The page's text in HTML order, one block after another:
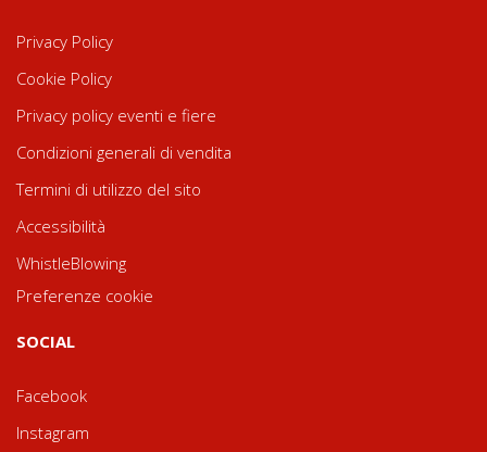
Privacy Policy
Cookie Policy
Privacy policy eventi e fiere
Condizioni generali di vendita
Termini di utilizzo del sito
Accessibilità
WhistleBlowing
Preferenze cookie
SOCIAL
Facebook
Instagram